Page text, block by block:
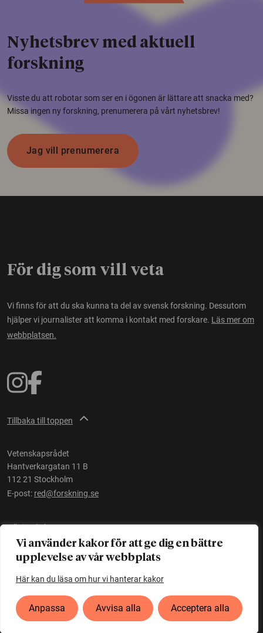
Vi använder kakor för att ge dig en bättre
upplevelse av vår webbplats
Här kan du läsa om hur vi hanterar kakor
Anpassa Avvisa alla Acceptera alla
Nyhetsbrev med aktuell
forskning
Visste du att robotar som ser en i ögonen är lättare att snacka med?
Missa ingen ny forskning, prenumerera på vårt nyhetsbrev!
Jag vill prenumerera
För dig som vill veta
Vi finns för att du ska kunna ta del av svensk forskning. Dessutom
hjälper vi journalister att komma i kontakt med forskare. Läs mer om
webbplatsen.
Tillbaka till toppen
Vetenskapsrådet
Hantverkargatan 11 B
112 21 Stockholm
E-post: red@forskning.se
Tillgänglighet
Ett initiativ avVetenskapsrådet